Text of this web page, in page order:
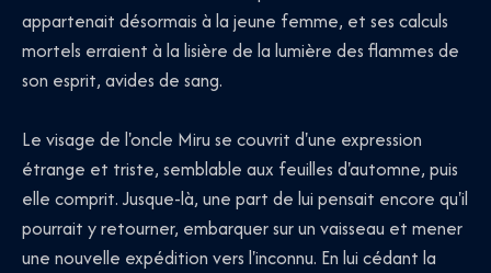
appartenait désormais à la jeune femme, et ses calculs
mortels erraient à la lisière de la lumière des flammes de
son esprit, avides de sang.
Le visage de l'oncle Miru se couvrit d'une expression
étrange et triste, semblable aux feuilles d'automne, puis
elle comprit. Jusque-là, une part de lui pensait encore qu'il
pourrait y retourner, embarquer sur un vaisseau et mener
une nouvelle expédition vers l'inconnu. En lui cédant la